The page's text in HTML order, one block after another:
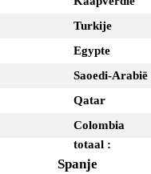
Turkije
Egypte
Saoedi-Arabië
Qatar
Colombia
totaal :
Spanje